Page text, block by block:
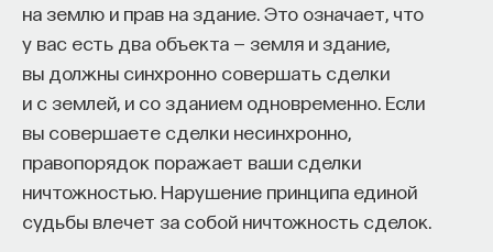
на землю и прав на здание. Это означает, что
у вас есть два объекта — земля и здание,
вы должны синхронно совершать сделки
и с землей, и со зданием одновременно. Если
вы совершаете сделки несинхронно,
правопорядок поражает ваши сделки
ничтожностью. Нарушение принципа единой
судьбы влечет за собой ничтожность сделок.
ИСКУССТВЕННЫЙ ИНТЕЛЛЕКТ УНИВЕРСИТЕТ
АКАДЕМИЧЕСКАЯ СРЕДА ОБУЧЕНИЕ
НЕЙРОСЕТЕВЫЕ АРХИТЕКТУРЫ
СТРОИТЕЛИ БУДУЩЕГО